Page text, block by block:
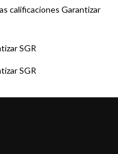
calificaciones Garantizar
SGR
SGR